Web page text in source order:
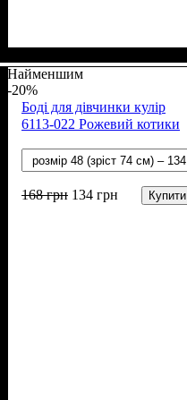
х/б, 6% лайкра)
Найменшим
-20%
Боді для дівчинки кулір
6113-022 Рожевий котики
168грн 134 грн Купити